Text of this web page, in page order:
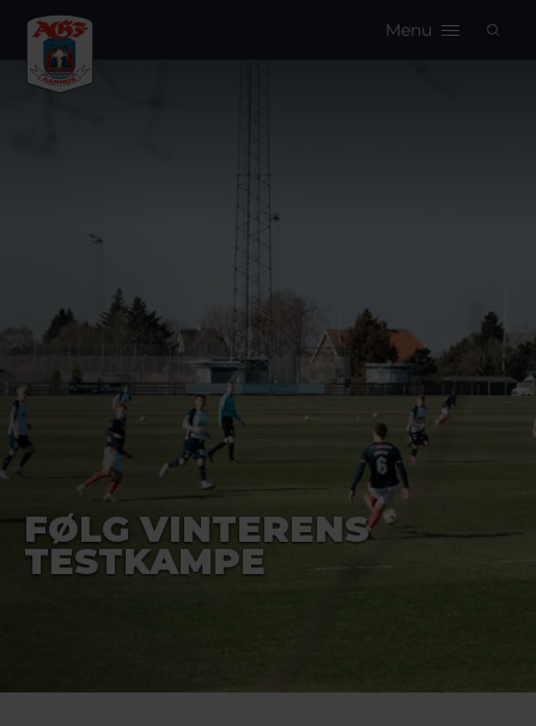
Menu
FØLG VINTERENS
TESTKAMPE